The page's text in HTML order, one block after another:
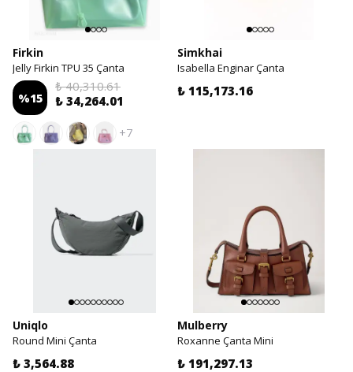
Firkin
Jelly Firkin TPU 35 Çanta
%15
₺ 40,310.61
₺ 34,264.01
+7
Simkhai
Isabella Enginar Çanta
₺ 115,173.16
Uniqlo
Round Mini Çanta
₺ 3,564.88
Mulberry
Roxanne Çanta Mini
₺ 191,297.13